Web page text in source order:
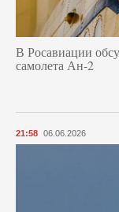
В Росавиации
самолета Ан-2
21:58 06.06.2026